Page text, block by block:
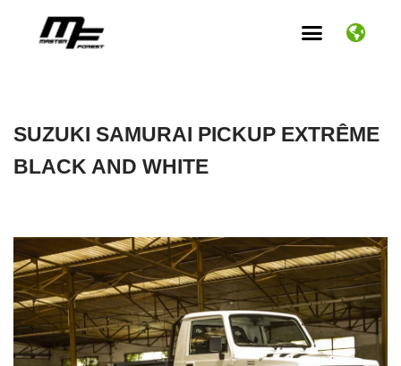
Aller
SUZUKI SAMURAI PICKUP EXTRÊME
BLACK AND WHITE